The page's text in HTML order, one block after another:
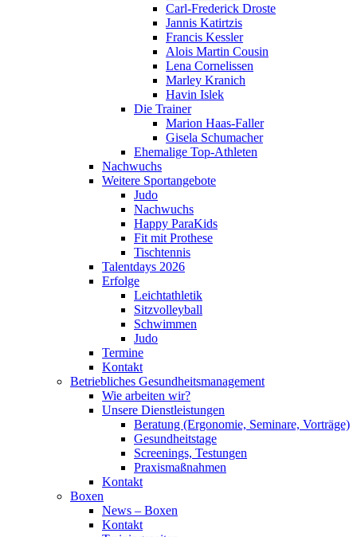
Carl-Frederick Droste
Jannis Katirtzis
Francis Kessler
Alois Martin Cousin
Lena Cornelissen
Marley Kranich
Havin Islek
Die Trainer
Marion Haas-Faller
Gisela Schumacher
Ehemalige Top-Athleten
Nachwuchs
Weitere Sportangebote
Judo
Nachwuchs
Happy ParaKids
Fit mit Prothese
Tischtennis
Talentdays 2026
Erfolge
Leichtathletik
Sitzvolleyball
Schwimmen
Judo
Termine
Kontakt
Betriebliches Gesundheits­management
Wie arbeiten wir?
Unsere Dienstleistungen
Beratung (Ergonomie, Seminare, Vorträge)
Gesundheitstage
Screenings, Testungen
Praxismaßnahmen
Kontakt
Boxen
News – Boxen
Kontakt